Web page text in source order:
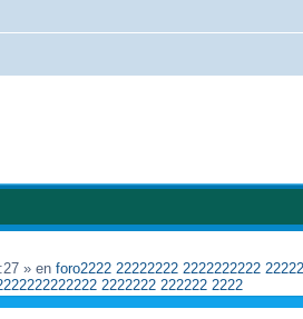
» en foro2222 22222222 2222222222
2222222 222222 2222